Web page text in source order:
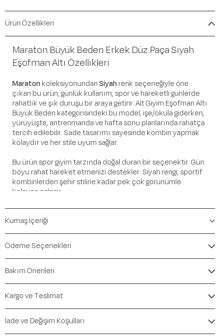
Ürün Özellikleri
Maraton Büyük Beden Erkek Düz Paça Siyah
Eşofman Altı Özellikleri
Maraton koleksiyonundanSiyah renk seçeneğiyle öne
çıkan bu ürün; günlük kullanım, spor ve hareketli günlerde
rahatlık ve şık duruşu bir araya getirir. Alt Giyim Eşofman Altı
Büyük Beden kategorisindeki bu model; işe/okula giderken,
yürüyüşte, antrenmanda ve hafta sonu planlarında rahatça
tercih edilebilir. Sade tasarımı sayesinde kombin yapmak
kolaydır ve her stile uyum sağlar.
Bu ürün spor giyim tarzında doğal duran bir seçenektir. Gün
boyu rahat hareket etmenizi destekler. Siyah rengi; sportif
kombinlerden şehir stiline kadar pek çok görünümle
kolayca eşleşir.
Öne Çıkan Detaylar
Marka:Maraton
Renk:Siyah
Kalıp / Form:
Mevsim:Sonbahar-Kış
Kumaş İçeriği
Ödeme Seçenekleri
Bakım Önerileri
Kargo ve Teslimat
İade ve Değişim Koşulları